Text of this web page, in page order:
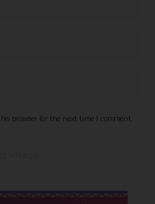
browser for the next time I comment.